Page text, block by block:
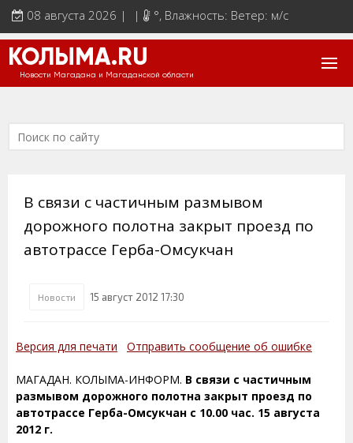
08 августа 2026 | | °, Влажность: Ветер: м/с
КОЛЫМА.RU
Новости Магадана и Магаданской области
В связи с частичным размывом
дорожного полотна закрыт проезд по
автотрассе Герба-Омсукчан
Новости 15 август 2012 17:30
Версия для печати Отправить сообщение об ошибке
МАГАДАН. КОЛЫМА-ИНФОРМ. В связи с частичным
размывом дорожного полотна закрыт проезд по
автотрассе Герба-Омсукчан с 10.00 час. 15 августа
2012 г.